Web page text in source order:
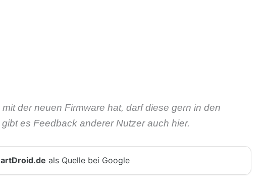
der neuen Firmware hat, darf diese gern in den
es Feedback anderer Nutzer auch hier.
als Quelle bei Google